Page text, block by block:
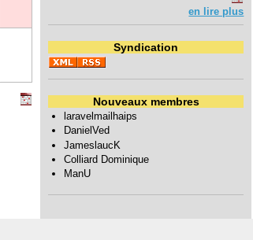
en lire plus
Syndication
Nouveaux membres
laravelmailhaips
DanielVed
JameslaucK
Colliard Dominique
ManU